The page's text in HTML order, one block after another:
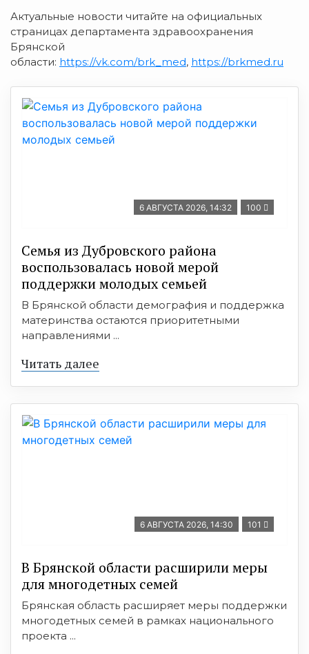
Актуальные новости читайте на официальных
страницах департамента здравоохранения
Брянской
области: https://vk.com/brk_med, https://brkmed.ru
6 АВГУСТА 2026, 14:32 100
Семья из Дубровского района
воспользовалась новой мерой
поддержки молодых семьей
В Брянской области демография и поддержка
материнства остаются приоритетными
направлениями ...
Читать далее
6 АВГУСТА 2026, 14:30 101
В Брянской области расширили меры
для многодетных семей
Брянская область расширяет меры поддержки
многодетных семей в рамках национального
проекта ...